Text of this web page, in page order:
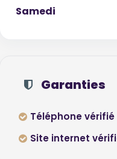
Samedi
Garanties
Téléphone vérifié
Site internet